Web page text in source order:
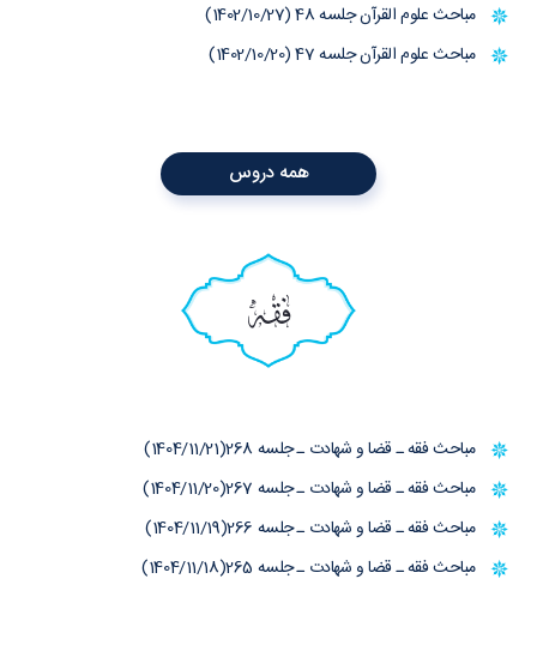
مباحث علوم القرآن جلسه 48 (1402/10/27)
مباحث علوم القرآن جلسه 47 (1402/10/20)
همه دروس
فقه
مباحث فقه ـ قضا و شهادت ـ جلسه 268(1404/11/21)
مباحث فقه ـ قضا و شهادت ـ جلسه 267(1404/11/20)
مباحث فقه ـ قضا و شهادت ـ جلسه 266(1404/11/19)
مباحث فقه ـ قضا و شهادت ـ جلسه 265(1404/11/18)